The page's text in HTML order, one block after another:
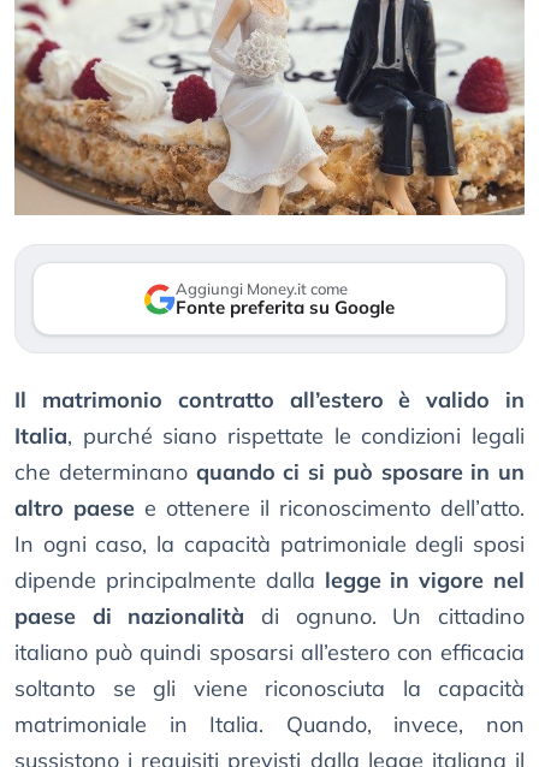
Aggiungi Money.it come
Fonte preferita su Google
Il matrimonio contratto all’estero è valido in
Italia, purché siano rispettate le condizioni legali
che determinano quando ci si può sposare in un
altro paese e ottenere il riconoscimento dell’atto.
In ogni caso, la capacità patrimoniale degli sposi
dipende principalmente dalla legge in vigore nel
paese di nazionalità di ognuno. Un cittadino
italiano può quindi sposarsi all’estero con efficacia
soltanto se gli viene riconosciuta la capacità
matrimoniale in Italia. Quando, invece, non
sussistono i requisiti previsti dalla legge italiana il